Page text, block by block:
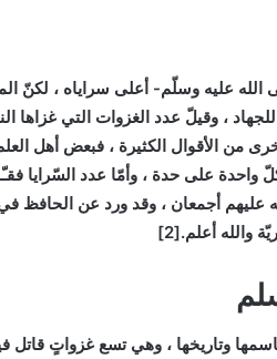
عليه وسلّم- أعلى سراياه ، لكنّ
، وقيلّ عدد الغزوات التي غزاها
الأقوال الكثيرة ، فبعض أهل
على حدة ، وأمّا عدد السّرايا
عليهم أجمعان ، وقد ورد عن الحافظ
والله أعلم.[2]
وتاريخها ، وهي تسع غزواتٍ قاتل